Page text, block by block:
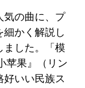
の曲に、プ
細かく解説し
ました。「模
苹果』（リン
好いい民族ス